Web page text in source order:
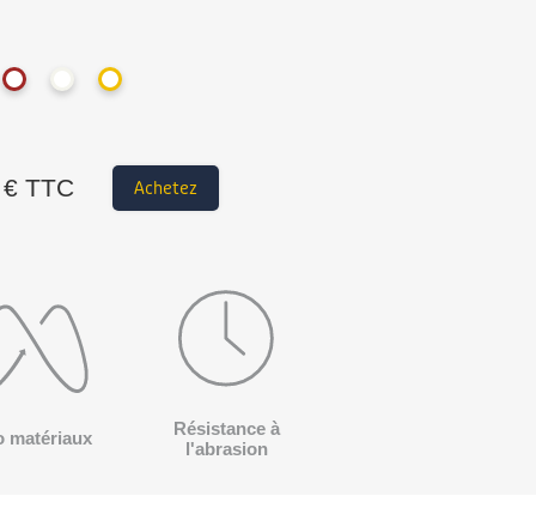
TTC Achetez
matériaux
Résistance à
l'abrasion